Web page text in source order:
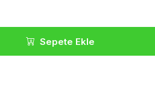
Sepete Ekle